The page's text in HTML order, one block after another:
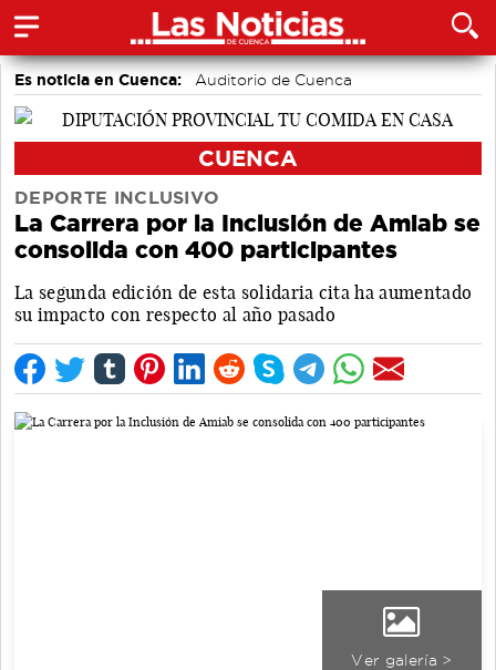
Es noticia en Cuenca: Auditorio de Cuenca
CUENCA
DEPORTE INCLUSIVO
La Carrera por la Inclusión de Amiab se
consolida con 400 participantes
La segunda edición de esta solidaria cita ha aumentado
su impacto con respecto al año pasado
Ver galería >